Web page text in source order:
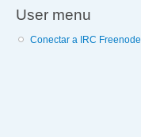
User menu
Conectar a IRC Freenode